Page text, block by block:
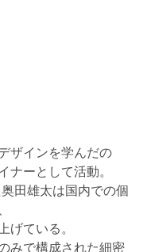
ザインを学んだの
ナーとして活動。
田雄太は国内での個
げている。
みで構成された細密